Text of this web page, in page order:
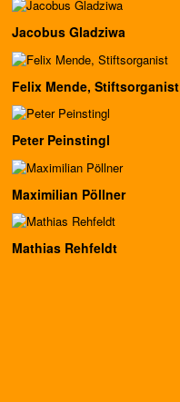
Jacobus Gladziwa
Felix Mende, Stiftsorganist
Peter Peinstingl
Maximilian Pöllner
Mathias Rehfeldt